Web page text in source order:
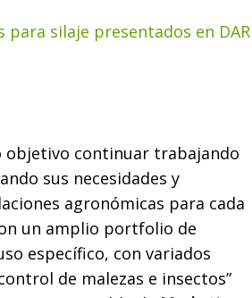
para silaje presentados en DAR
objetivo continuar trabajando
sus necesidades y
agronómicas para cada
un amplio portfolio de
específico, con variados
de malezas e insectos”